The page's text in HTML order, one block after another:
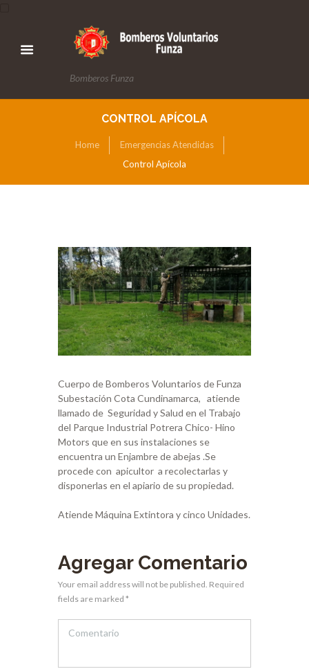
Bomberos Funza
CONTROL APÍCOLA
Home
Emergencias Atendidas
Control Apícola
Cuerpo de Bomberos Voluntarios de Funza
Subestación Cota Cundinamarca, atiende
llamado de Seguridad y Salud en el Trabajo
del Parque Industrial Potrera Chico- Hino
Motors que en sus instalaciones se
encuentra un Enjambre de abejas .Se
procede con apicultor a recolectarlas y
disponerlas en el apiario de su propiedad.
Atiende Máquina Extintora y cinco Unidades.
Agregar Comentario
Your email address will not be published. Required
fields are marked *